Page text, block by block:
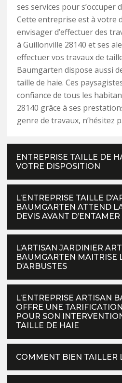
ses services pour s’occuper
Cette entreprise est à votre
envisager d’effectuer des
à Guillonville 28140 et ses
effectuer vos travaux de
Baumgarten dispose aussi
taille de haie. Ces
confiance de tous les
28140 grâce à ses
genre de travaux, n’hésitez
ENTREPRISE TAILLE DE
VOTRE DISPOSITION
L’ENTREPRISE TAILLE
BAUMGARTEN ATTEND
DEVIS AVANT
L’ARTISAN JARDINIER
BAUMGARTEN MAITRISE
D’ARBUSTES
L’ENTREPRISE ARTISAN
OFFRE UNE
POUR SON
TAILLE DE HAIE
COMMENT BIEN TAILLER